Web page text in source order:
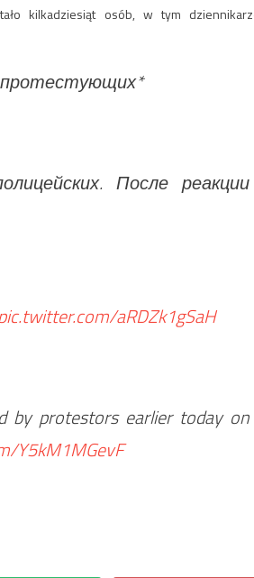
kilkadziesiąt osób, w tym
После реакции
aRDZk1gSaH
by protestors earlier today on
Y5kM1MGevF